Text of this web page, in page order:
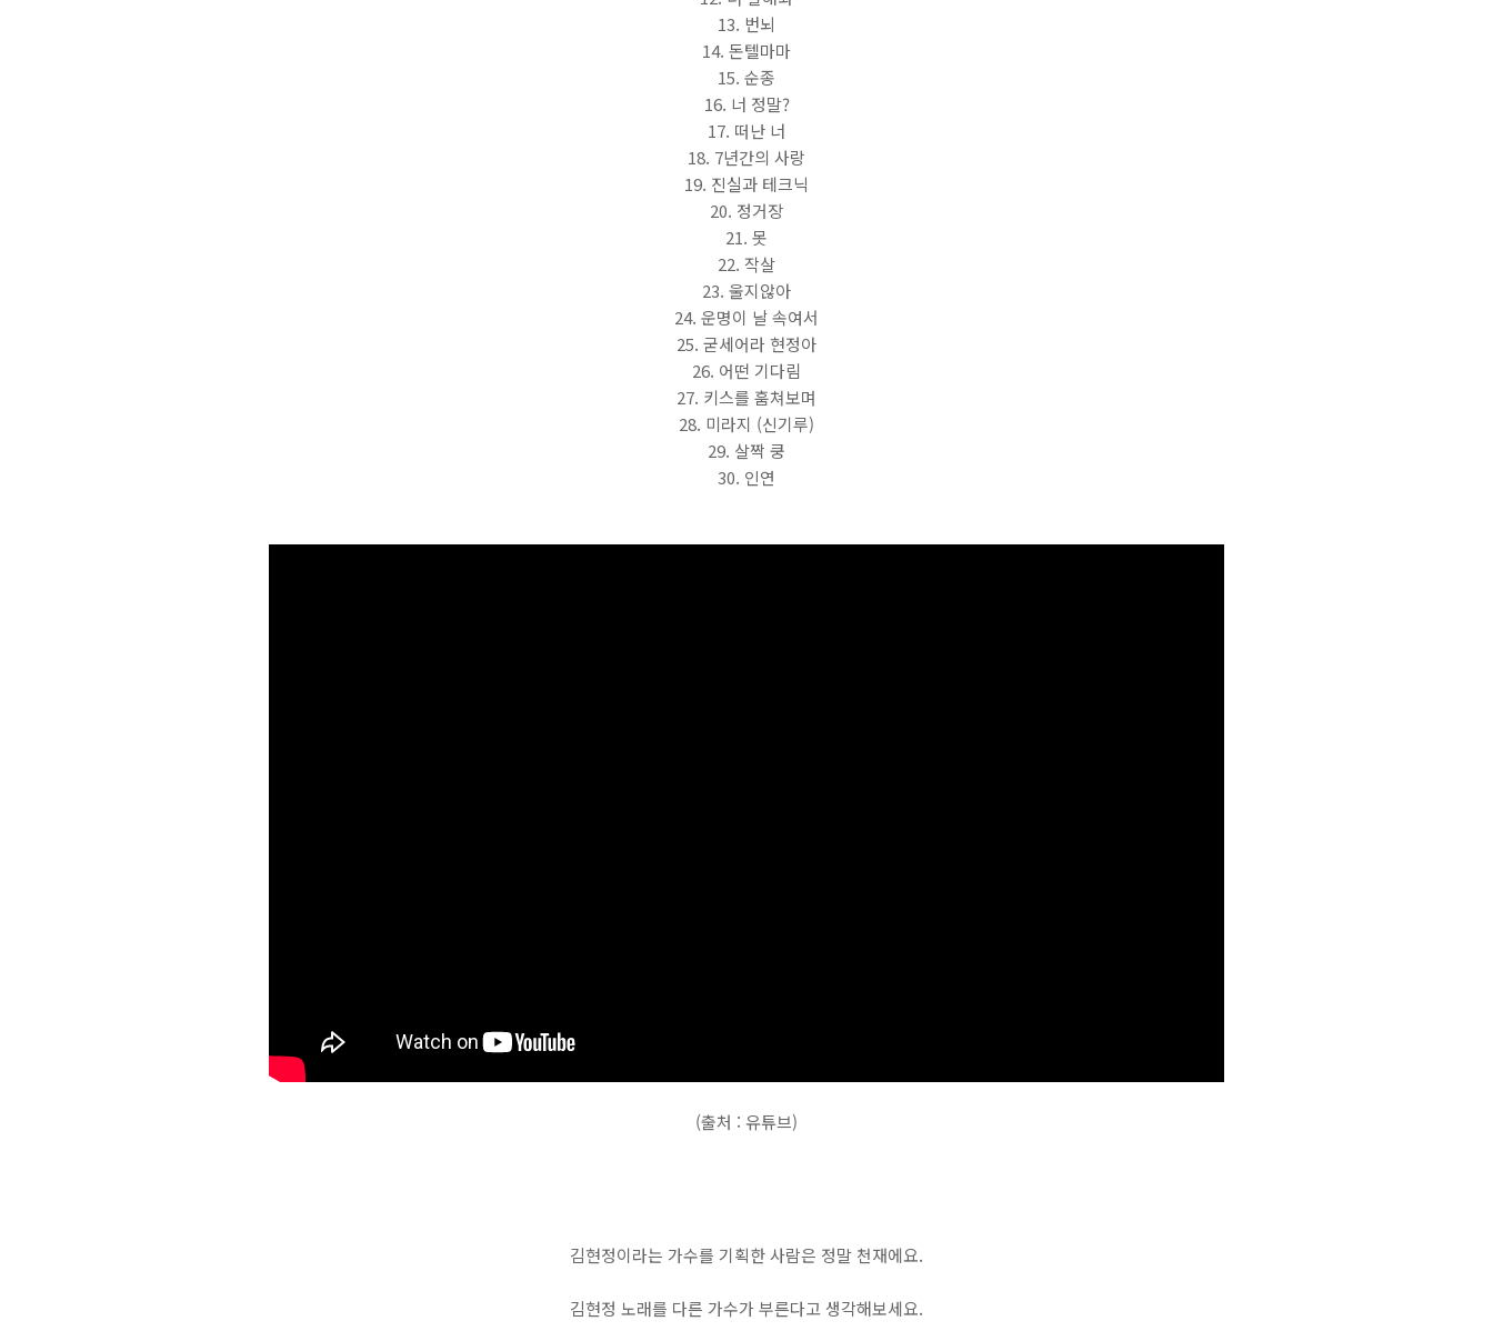
13. 번뇌
14. 돈텔마마
15. 순종
16. 너 정말?
17. 떠난 너
18. 7년간의 사랑
19. 진실과 테크닉
20. 정거장
21. 못
22. 작살
23. 울지않아
24. 운명이 날 속여서
25. 굳세어라 현정아
26. 어떤 기다림
27. 키스를 훔쳐보며
28. 미라지 (신기루)
29. 살짝 쿵
30. 인연
(출처 : 유튜브)
김현정이라는 가수를 기획한 사람은 정말 천재에요.
김현정 노래를 다른 가수가 부른다고 생각해보세요.